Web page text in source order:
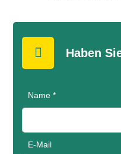
Haben
Name *
E-Mail